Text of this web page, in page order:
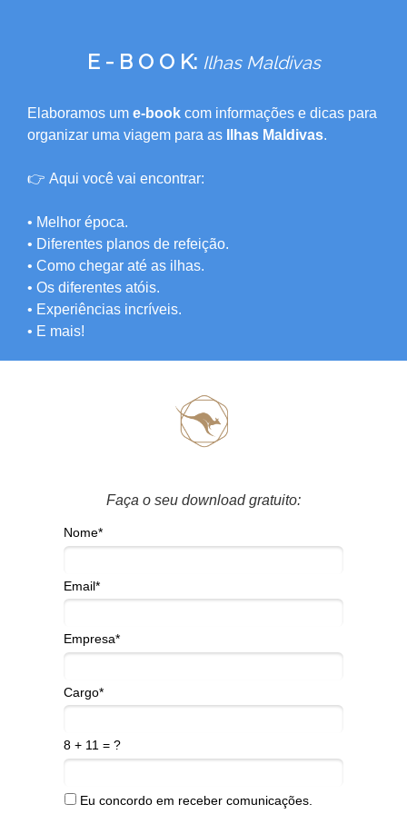
E - B O O K: Ilhas Maldivas
Elaboramos um e-book com informações e dicas para
organizar uma viagem para as
Ilhas Maldivas.
👉 Aqui você vai encontrar:
• Melhor época.
• Diferentes planos de refeição.
• Como chegar até as ilhas.
• Os diferentes atóis.
• Experiências incríveis.
• E mais!
Faça o seu download gratuito:
Nome*
Email*
Empresa*
Cargo*
8 + 11 = ?
Eu concordo em receber comunicações.